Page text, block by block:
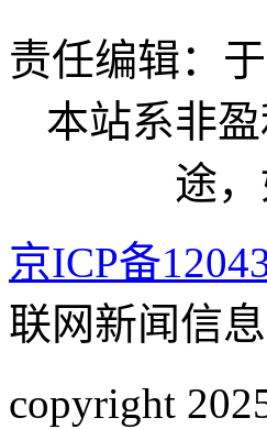
责任编辑：
本站系非
途
京ICP备
联网新闻信
copyright